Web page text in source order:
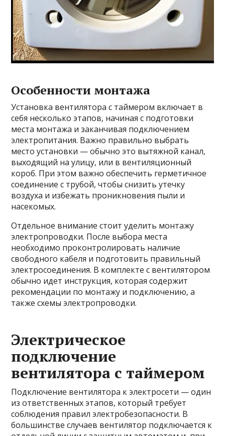
Особенности монтажа
Установка вентилятора с таймером включает в
себя несколько этапов, начиная с подготовки
места монтажа и заканчивая подключением
электропитания. Важно правильно выбрать
место установки — обычно это вытяжной канал,
выходящий на улицу, или в вентиляционный
короб. При этом важно обеспечить герметичное
соединение с трубой, чтобы снизить утечку
воздуха и избежать проникновения пыли и
насекомых.
Отдельное внимание стоит уделить монтажу
электропроводки. После выбора места
необходимо проконтролировать наличие
свободного кабеля и подготовить правильный
электросоединения. В комплекте с вентилятором
обычно идет инструкция, которая содержит
рекомендации по монтажу и подключению, а
также схемы электропроводки.
Электрическое
подключение
вентилятора с таймером
Подключение вентилятора к электросети — один
из ответственных этапов, который требует
соблюдения правил электробезопасности. В
большинстве случаев вентилятор подключается к